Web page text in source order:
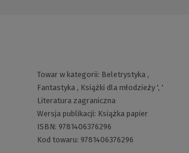
Towar w kategorii: Beletrystyka,
Fantastyka, Książki dla młodzieży', '
Literatura zagraniczna
Wersja publikacji: Książka papier
ISBN: 9781406376296
Kod towaru: 9781406376296